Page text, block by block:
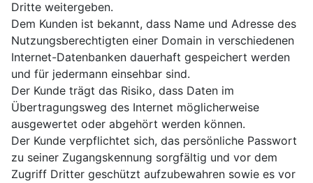
Dritte weitergeben.
Dem Kunden ist bekannt, dass Name und Adresse des
Nutzungsberechtigten einer Domain in verschiedenen
Internet-Datenbanken dauerhaft gespeichert werden
und für jedermann einsehbar sind.
Der Kunde trägt das Risiko, dass Daten im
Übertragungsweg des Internet möglicherweise
ausgewertet oder abgehört werden können.
Der Kunde verpflichtet sich, das persönliche Passwort
zu seiner Zugangskennung sorgfältig und vor dem
Zugriff Dritter geschützt aufzubewahren sowie es vor